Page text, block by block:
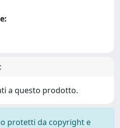
a questo prodotto.
protetti da copyright e